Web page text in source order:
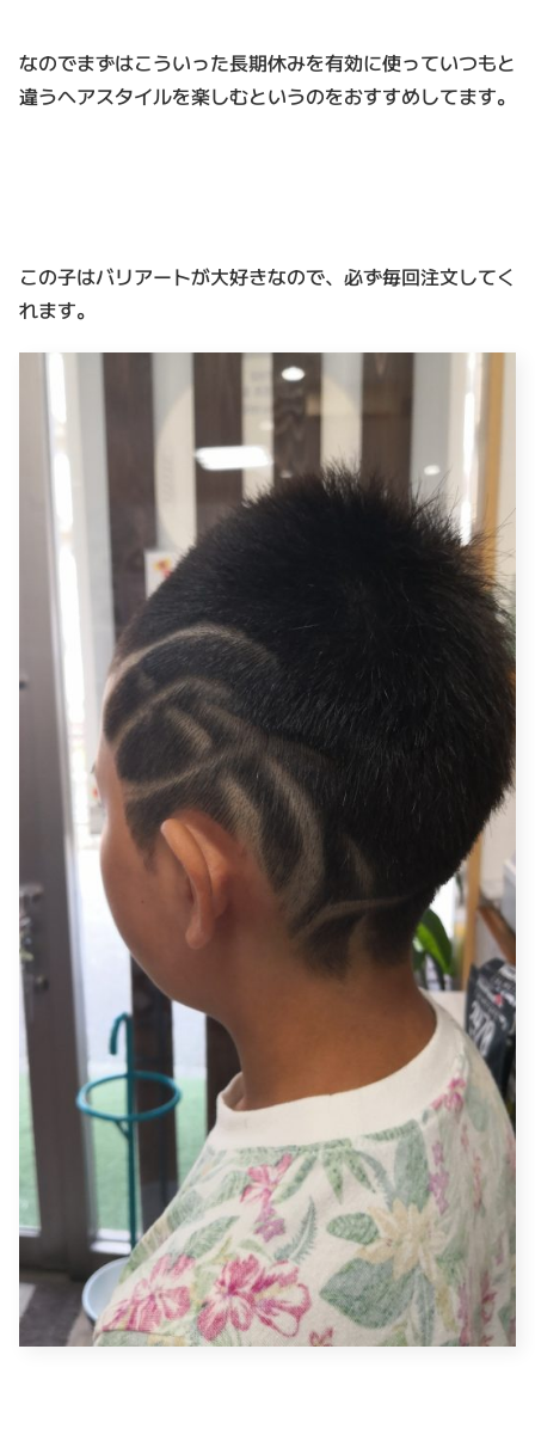
なのでまずはこういった長期休みを有効に使っていつもと
違うヘアスタイルを楽しむというのをおすすめしてます。
この子はバリアートが大好きなので、必ず毎回注文してく
れます。